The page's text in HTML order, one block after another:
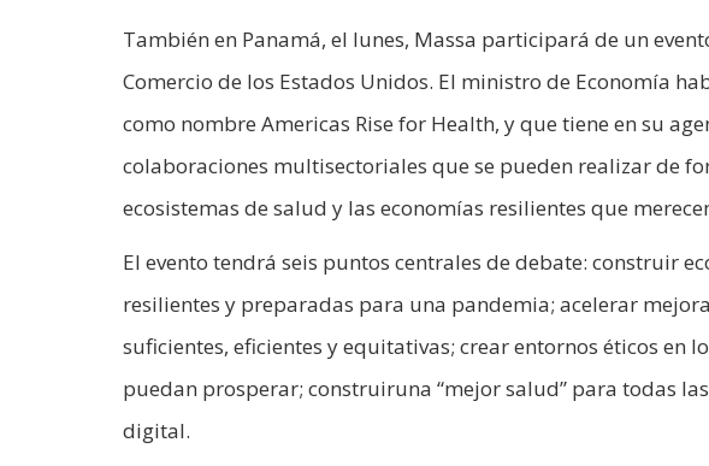
También en Panamá, el lunes, Massa participará de un
Comercio de los Estados Unidos. El ministro de Economía
como nombre Americas Rise for Health, y que tiene en su
colaboraciones multisectoriales que se pueden realizar de
ecosistemas de salud y las economías resilientes que
El evento tendrá seis puntos centrales de debate: construir
resilientes y preparadas para una pandemia; acelerar
suficientes, eficientes y equitativas; crear entornos éticos en
puedan prosperar; construiruna “mejor salud” para todas
digital.